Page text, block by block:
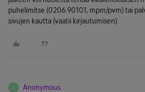
puhelimitse (0206 90101, mpm/pvm) tai
sivujen kautta (vaatii kirjautumisen).
A Anonymous